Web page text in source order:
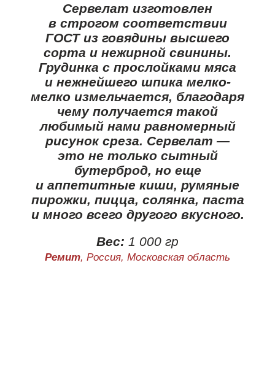
Сервелат изготовлен
в строгом соответствии
ГОСТ из говядины высшего
сорта и нежирной свинины.
Грудинка с прослойками мяса
и нежнейшего шпика мелко-
мелко измельчается, благодаря
чему получается такой
любимый нами равномерный
рисунок среза. Сервелат —
это не только сытный
бутерброд, но еще
и аппетитные киши, румяные
пирожки, пицца, солянка, паста
и много всего другого вкусного.
Вес: 1 000 гр
Ремит, Россия, Московская область